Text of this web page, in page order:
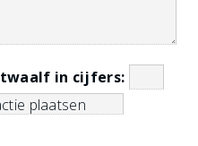
in cijfers: